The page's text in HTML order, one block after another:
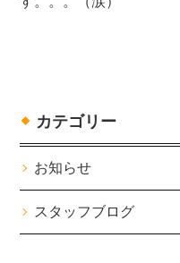
カテゴリー
お知らせ
スタッフブログ